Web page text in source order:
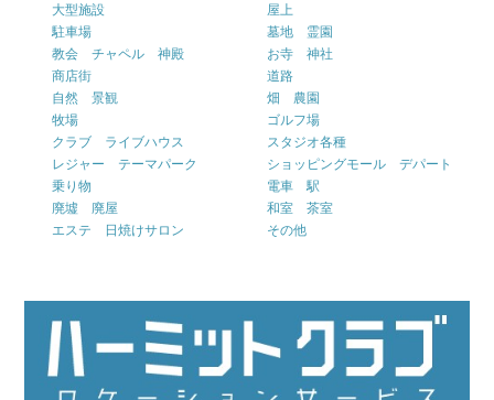
大型施設
屋上
駐車場
墓地 霊園
教会 チャペル 神殿
お寺 神社
商店街
道路
自然 景観
畑 農園
牧場
ゴルフ場
クラブ ライブハウス
スタジオ各種
レジャー テーマパーク
ショッピングモール デパート
乗り物
電車 駅
廃墟 廃屋
和室 茶室
エステ 日焼けサロン
その他